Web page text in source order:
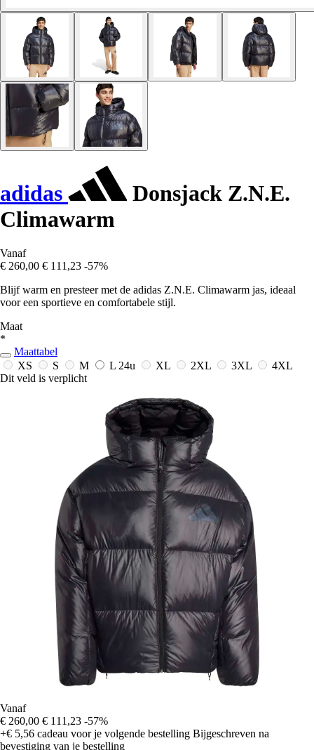
adidas
Donsjack Z.N.E.
Climawarm
Vanaf
€ 260,00 € 111,23 -57%
Blijf warm en presteer met de adidas Z.N.E. Climawarm jas, ideaal
voor een sportieve en comfortabele stijl.
Maat
*
Maattabel
XS
S M L 24u XL 2XL 3XL
4XL
Dit veld is verplicht
Vanaf
€ 260,00 € 111,23 -57%
+€ 5,56 cadeau voor je volgende bestelling Bijgeschreven na
bevestiging van je bestelling